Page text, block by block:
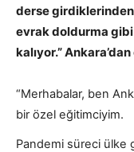
derse
evrak doldurma
kalıyor.”
“Merhabalar, ben
bir özel eğitimciyim.
Pandemi süreci ülke